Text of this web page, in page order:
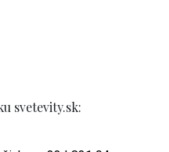
svetevity.sk: